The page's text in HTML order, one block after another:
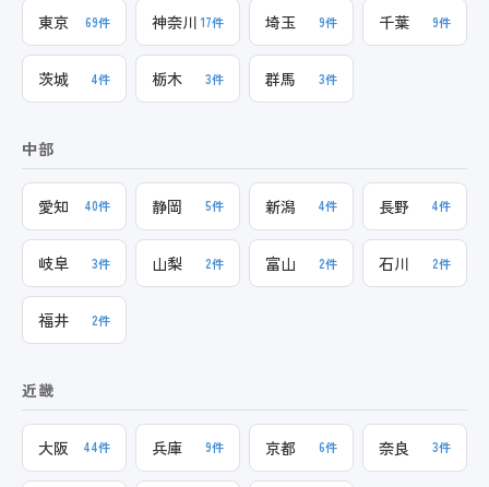
東京 69件 神奈川 17件 埼玉 9件 千葉 9件
茨城 4件 栃木 3件 群馬 3件
中部
愛知 40件 静岡 5件 新潟 4件 長野 4件
岐阜 3件 山梨 2件 富山 2件 石川 2件
福井 2件
近畿
大阪 44件 兵庫 9件 京都 6件 奈良 3件